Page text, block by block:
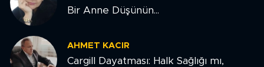
Bir Anne Düşünün...
AHMET KACIR
Cargill Dayatması: Halk Sağlığı mı,